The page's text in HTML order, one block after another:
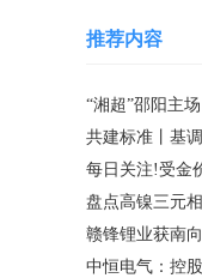
推荐内容
“湘超”邵阳主
每日关注!受金
盘点高镍三元
赣锋锂业获南
中恒电气：控